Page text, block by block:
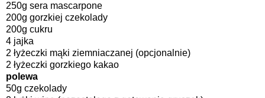
250g sera mascarpone
200g gorzkiej czekolady
200g cukru
4 jajka
2 łyżeczki mąki ziemniaczanej (opcjonalnie)
2 łyżeczki gorzkiego kakao
polewa
50g czekolady